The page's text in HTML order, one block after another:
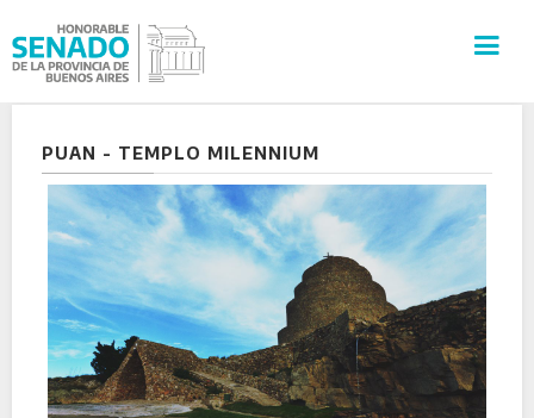
INSTITUCIÓN
SECRETARÍAS
PRENSA
CULTURA
VISITAS GUIADAS
PUAN - TEMPLO MILENNIUM